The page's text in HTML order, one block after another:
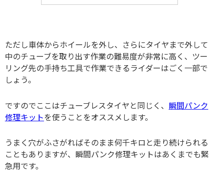
ただし車体からホイールを外し、さらにタイヤまで外して
中のチューブを取り出す作業の難易度が非常に高く、ツー
リング先の手持ち工具で作業できるライダーはごく一部で
しょう。
ですのでここはチューブレスタイヤと同じく、 瞬間パンク
修理キットを使うことをオススメします。
うまく穴がふさがればそのまま何千キロと走り続けられる
こともありますが、瞬間パンク修理キットはあくまでも緊
急用です。